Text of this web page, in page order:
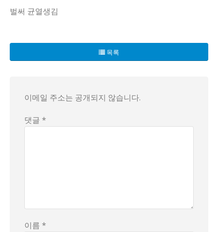
벌써 균열생김
현대건설이 이 아파트의 시공을 맡았지만, 이제는 그들이
이 놀라운 사건은 온라인 커뮤니티에서도 큰 화제가 되고
목록
이메일 주소는 공개되지 않습니다.
댓글 *
이름 *